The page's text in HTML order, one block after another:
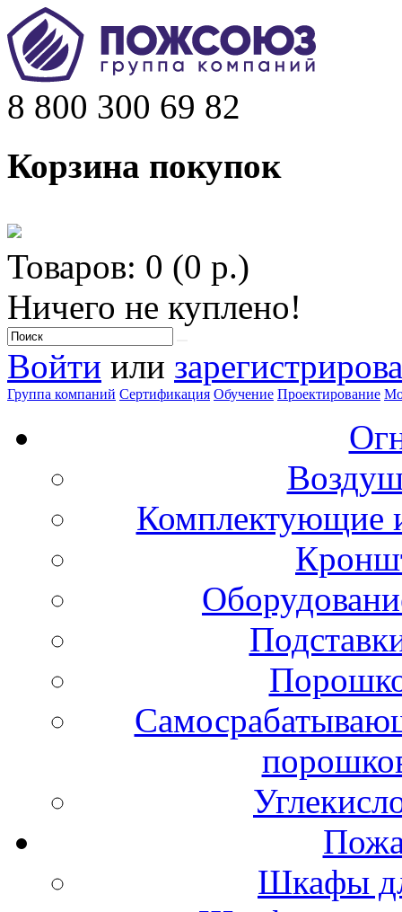
8 800 300 69 82
Корзина покупок
Товаров: 0 (0 р.)
Ничего не куплено!
Войти или
Группа компаний Сертификация Обучение Проектирование
Комплектующие
Шкафы